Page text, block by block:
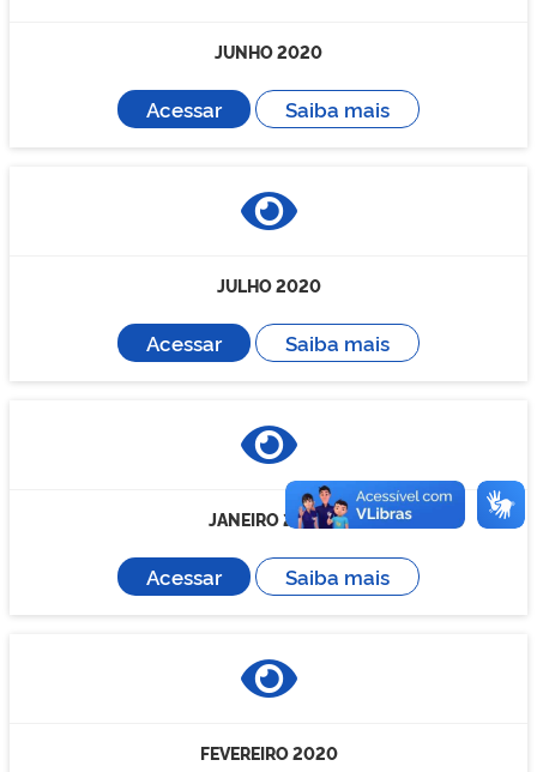
JUNHO 2020
Acessar Saiba mais
JULHO 2020
Acessar Saiba mais
JANEIRO 2020
Acessar Saiba mais
FEVEREIRO 2020